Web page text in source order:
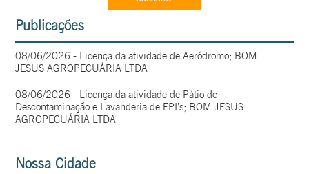
Publicações
08/06/2026 - Licença da atividade de Aeródromo; BOM
JESUS AGROPECUÁRIA LTDA
08/06/2026 - Licença da atividade de Pátio de
Descontaminação e Lavanderia de EPI’s; BOM JESUS
AGROPECUÁRIA LTDA
Nossa Cidade